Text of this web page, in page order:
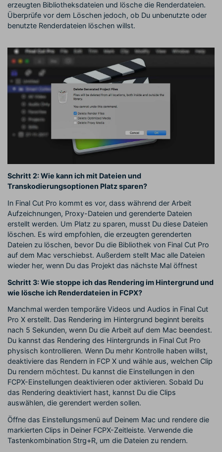
erzeugten Bibliotheksdateien und lösche die Renderdateien.
Überprüfe vor dem Löschen jedoch, ob Du unbenutzte oder
benutzte Renderdateien löschen willst.
Schritt 2: Wie kann ich mit Dateien und
Transkodierungsoptionen Platz sparen?
In Final Cut Pro kommt es vor, dass während der Arbeit
Aufzeichnungen, Proxy-Dateien und gerenderte Dateien
erstellt werden. Um Platz zu sparen, musst Du diese Dateien
löschen. Es wird empfohlen, die erzeugten gerenderten
Dateien zu löschen, bevor Du die Bibliothek von Final Cut Pro
auf dem Mac verschiebst. Außerdem stellt Mac alle Dateien
wieder her, wenn Du das Projekt das nächste Mal öffnest
Schritt 3: Wie stoppe ich das Rendering im Hintergrund und
wie lösche ich Renderdateien in FCPX?
Manchmal werden temporäre Videos und Audios in Final Cut
Pro X erstellt. Das Rendering im Hintergrund beginnt bereits
nach 5 Sekunden, wenn Du die Arbeit auf dem Mac beendest.
Du kannst das Rendering des Hintergrunds in Final Cut Pro
physisch kontrollieren. Wenn Du mehr Kontrolle haben willst,
deaktiviere das Rendern in FCP X und wähle aus, welchen Clip
Du rendern möchtest. Du kannst die Einstellungen in den
FCPX-Einstellungen deaktivieren oder aktivieren. Sobald Du
das Rendering deaktiviert hast, kannst Du die Clips
auswählen, die gerendert werden sollen.
Öffne das Einstellungsmenü auf Deinem Mac und rendere die
markierten Clips in Deiner FCPX-Zeitleiste. Verwende die
Tastenkombination Strg+R, um die Dateien zu rendern.